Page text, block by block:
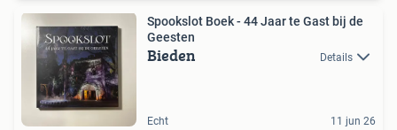
Spookslot Boek - 44 Jaar te Gast bij de
Geesten
Bieden Details
Echt 11 jun 26